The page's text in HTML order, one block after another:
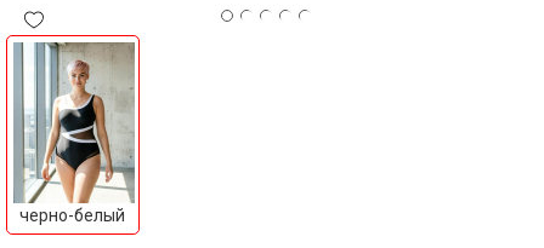
черно-белый